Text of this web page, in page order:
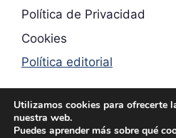
Política de Privacidad
Cookies
Política editorial
Utilizamos cookies para ofrecerte
nuestra web.
Puedes aprender más sobre qué